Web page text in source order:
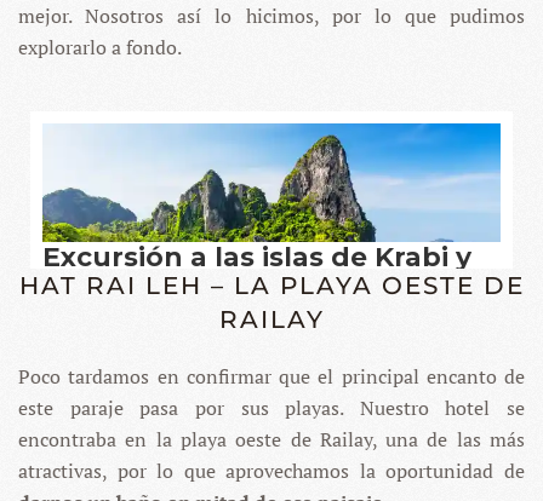
mejor. Nosotros así lo hicimos, por lo que pudimos
explorarlo a fondo.
HAT RAI LEH – LA PLAYA OESTE DE
RAILAY
Poco tardamos en confirmar que el principal encanto de
este paraje pasa por sus playas. Nuestro hotel se
encontraba en la playa oeste de Railay, una de las más
atractivas, por lo que aprovechamos la oportunidad de